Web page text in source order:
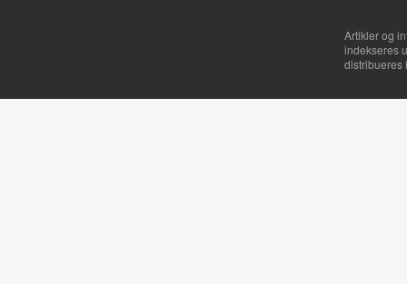
Artikler og
indekseres
distribueres